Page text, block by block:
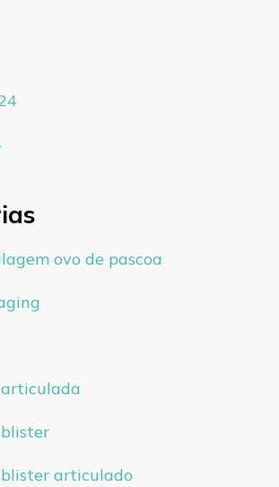
ovo de pascoa
articulado